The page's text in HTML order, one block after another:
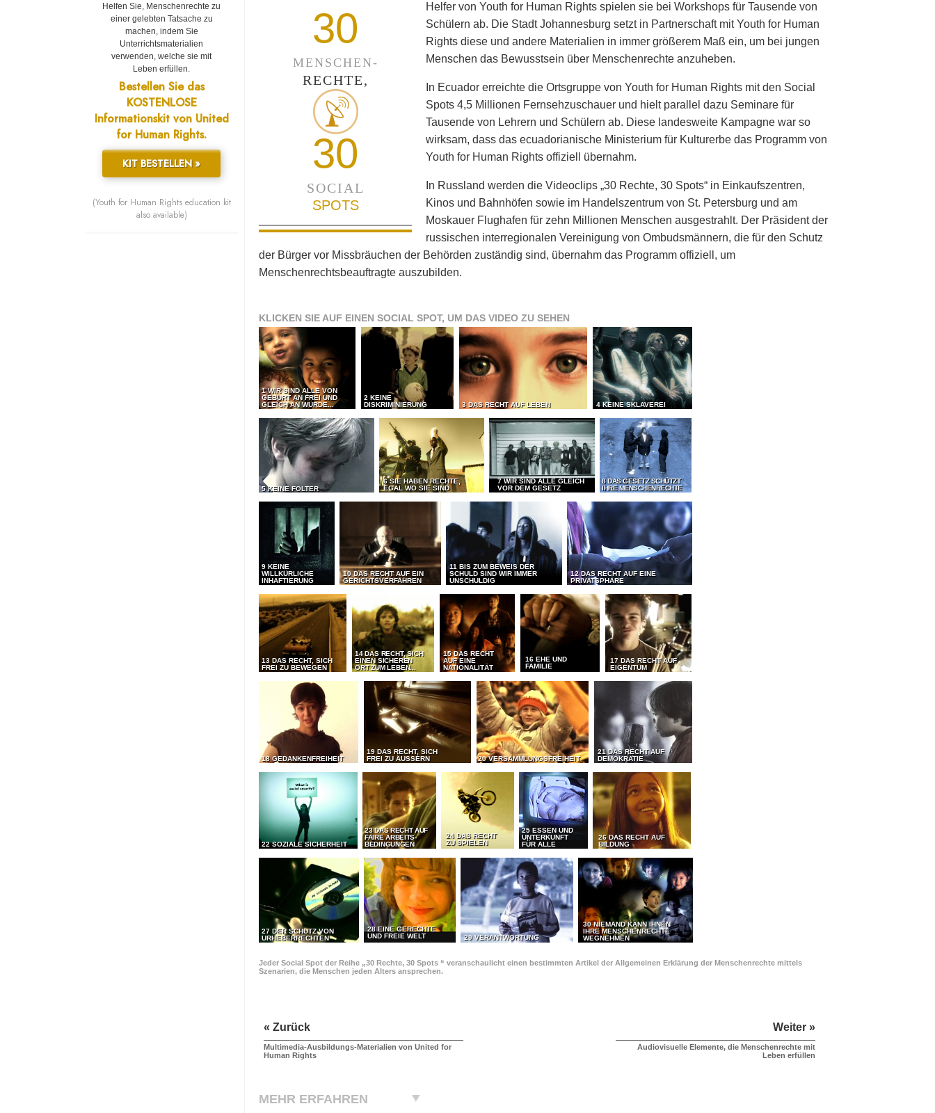
30
MENSCHEN-
RECHTE,
30
SOCIAL
SPOTS
Helfer von Youth for Human Rights spielen sie bei Workshops für Tausende von
Schülern ab. Die Stadt Johannesburg setzt in Partnerschaft mit Youth for Human
Rights diese und andere Materialien in immer größerem Maß ein, um bei jungen
Menschen das Bewusstsein über Menschenrechte anzuheben.
In Ecuador erreichte die Ortsgruppe von Youth for Human Rights mit den Social
Spots 4,5 Millionen Fernsehzuschauer und hielt parallel dazu Seminare für
Tausende von Lehrern und Schülern ab. Diese landesweite Kampagne war so
wirksam, dass das ecuadorianische Ministerium für Kulturerbe das Programm von
Youth for Human Rights offiziell übernahm.
In Russland werden die Videoclips „30 Rechte, 30 Spots“ in Einkaufszentren,
Kinos und Bahnhöfen sowie im Handelszentrum von St. Petersburg und am
Moskauer Flughafen für zehn Millionen Menschen ausgestrahlt. Der Präsident der
russischen interregionalen Vereinigung von Ombudsmännern, die für den Schutz
der Bürger vor Missbräuchen der Behörden zuständig sind, übernahm das Programm offiziell, um
Menschenrechtsbeauftragte auszubilden.
KLICKEN SIE AUF EINEN SOCIAL SPOT, UM DAS VIDEO ZU SEHEN
1 WIR SIND ALLE VON
GEBURT AN FREI UND
GLEICH AN WÜRDE...
2 KEINE
DISKRIMINIERUNG
3 DAS RECHT AUF LEBEN 4 KEINE SKLAVEREI
5 KEINE FOLTER
6 SIE HABEN RECHTE,
EGAL WO SIE SIND
7 WIR SIND ALLE GLEICH
VOR DEM GESETZ
8 DAS GESETZ SCHÜTZT
IHRE MENSCHENRECHTE
9 KEINE
WILLKÜRLICHE
INHAFTIERUNG
10 DAS RECHT AUF EIN
GERICHTSVERFAHREN
11 BIS ZUM BEWEIS DER
SCHULD SIND WIR IMMER
UNSCHULDIG
12 DAS RECHT AUF EINE
PRIVATSPHÄRE
13 DAS RECHT, SICH
FREI ZU BEWEGEN
14 DAS RECHT, SICH
EINEN SICHEREN
ORT ZUM LEBEN...
15 DAS RECHT
AUF EINE
NATIONALITÄT
16 EHE UND
FAMILIE
17 DAS RECHT AUF
EIGENTUM
18 GEDANKENFREIHEIT
19 DAS RECHT, SICH
FREI ZU ÄUSSERN
20 VERSAMMLUNGSFREIHEIT
21 DAS RECHT AUF
DEMOKRATIE
22 SOZIALE SICHERHEIT
23 DAS RECHT AUF
FAIRE ARBEITS-
BEDINGUNGEN
24 DAS RECHT
ZU SPIELEN
25 ESSEN UND
UNTERKUNFT
FÜR ALLE
26 DAS RECHT AUF
BILDUNG
27 DER SCHUTZ VON
URHEBERRECHTEN
28 EINE GERECHTE
UND FREIE WELT
29 VERANTWORTUNG
30 NIEMAND KANN IHNEN
IHRE MENSCHENRECHTE
WEGNEHMEN
Jeder Social Spot der Reihe „30 Rechte, 30 Spots “ veranschaulicht einen bestimmten Artikel der Allgemeinen Erklärung der Menschenrechte mittels
Szenarien, die Menschen jeden Alters ansprechen.
« Zurück
Multimedia-Ausbildungs-Materialien von United for
Human Rights
Weiter »
Audiovisuelle Elemente, die Menschenrechte mit
Leben erfüllen
MEHR ERFAHREN
Helfen Sie, Menschenrechte zu
einer gelebten Tatsache zu
machen, indem Sie
Unterrichtsmaterialien
verwenden, welche sie mit
Leben erfüllen.
Bestellen Sie das
KOSTENLOSE
Informationskit von United
for Human Rights.
KIT BESTELLEN »
(Youth for Human Rights education kit
also available)